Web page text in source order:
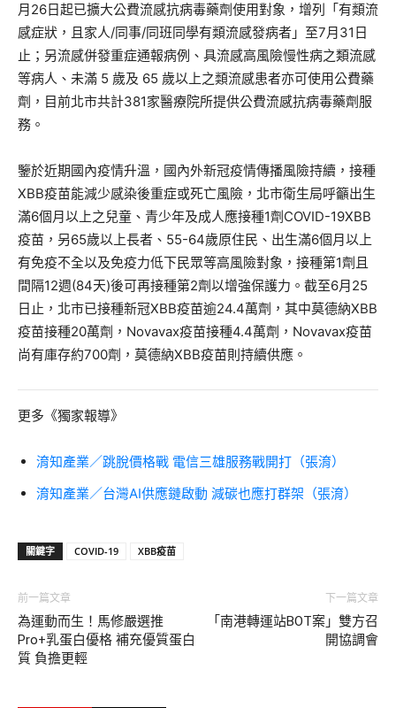
月26日起已擴大公費流感抗病毒藥劑使用對象，增列「有類流
感症狀，且家人/同事/同班同學有類流感發病者」至7月31日
止；另流感併發重症通報病例、具流感高風險慢性病之類流感
等病人、未滿 5 歲及 65 歲以上之類流感患者亦可使用公費藥
劑，目前北市共計381家醫療院所提供公費流感抗病毒藥劑服
務。
鑒於近期國內疫情升溫，國內外新冠疫情傳播風險持續，接種
XBB疫苗能減少感染後重症或死亡風險，北市衛生局呼籲出生
滿6個月以上之兒童、青少年及成人應接種1劑COVID-19XBB
疫苗，另65歲以上長者、55-64歲原住民、出生滿6個月以上
有免疫不全以及免疫力低下民眾等高風險對象，接種第1劑且
間隔12週(84天)後可再接種第2劑以增強保護力。截至6月25
日止，北市已接種新冠XBB疫苗逾24.4萬劑，其中莫德納XBB
疫苗接種20萬劑，Novavax疫苗接種4.4萬劑，Novavax疫苗
尚有庫存約700劑，莫德納XBB疫苗則持續供應。
更多《獨家報導》
淯知產業／跳脫價格戰 電信三雄服務戰開打（張淯）
淯知產業／台灣AI供應鏈啟動 減碳也應打群架（張淯）
關鍵字 COVID-19 XBB疫苗
前一篇文章
為運動而生！馬修嚴選推
Pro+乳蛋白優格 補充優質蛋白
質 負擔更輕
下一篇文章
「南港轉運站BOT案」雙方召
開協調會